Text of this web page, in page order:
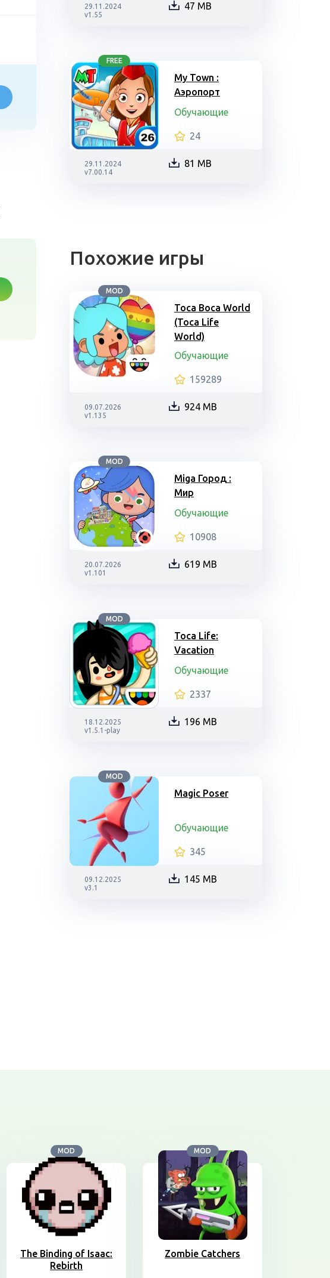
29.11.2024
v1.55
47 MB
FREE
My Town :
Аэропорт
Обучающие
24
29.11.2024
v7.00.14
81 MB
Похожие игры
MOD
Toca Boca World
(Toca Life
World)
Обучающие
159289
09.07.2026
v1.135
924 MB
MOD
Miga Город :
Мир
Обучающие
10908
20.07.2026
v1.101
619 MB
MOD
Toca Life:
Vacation
Обучающие
2337
18.12.2025
v1.5.1-play
196 MB
MOD
Magic Poser
Обучающие
345
09.12.2025
v3.1
145 MB
MOD
The Binding of Isaac:
Rebirth
MOD
Zombie Catchers